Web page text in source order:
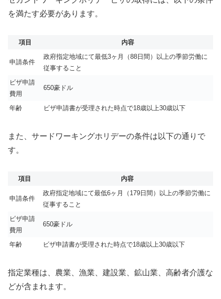
を満たす必要があります。
項目 内容
申請条件
政府指定地域にて最低3ヶ月（88日間）以上の季節労働に
従事すること
ビザ申請
費用
650豪ドル
年齢 ビザ申請書が受理された時点で18歳以上30歳以下
また、サードワーキングホリデーの条件は以下の通りで
す。
項目 内容
申請条件
政府指定地域にて最低6ヶ月（179日間）以上の季節労働に
従事すること
ビザ申請
費用
650豪ドル
年齢 ビザ申請書が受理された時点で18歳以上30歳以下
指定業種は、農業、漁業、建設業、鉱山業、高齢者介護な
どが含まれます。